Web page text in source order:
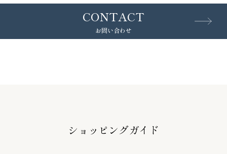
CONTACT
お問い合わせ
ショッピングガイド